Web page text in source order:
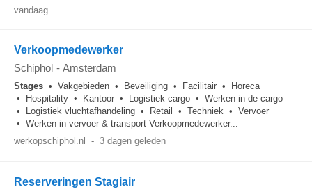
vandaag
Verkoopmedewerker
Schiphol - Amsterdam
Stages • Vakgebieden • Beveiliging • Facilitair • Horeca
• Hospitality • Kantoor • Logistiek cargo • Werken in de cargo
• Logistiek vluchtafhandeling • Retail • Techniek • Vervoer
• Werken in vervoer & transport Verkoopmedewerker...
werkopschiphol.nl
- 3 dagen geleden
Reserveringen Stagiair